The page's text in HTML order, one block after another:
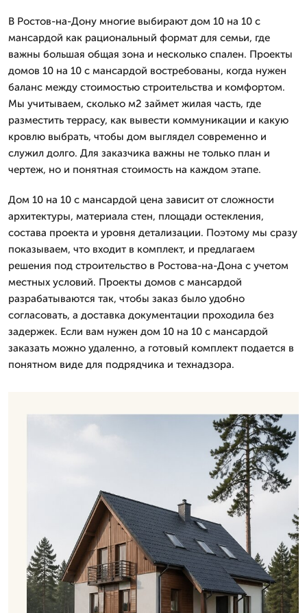
В Ростов-на-Дону многие выбирают дом 10 на 10 с
мансардой как рациональный формат для семьи, где
важны большая общая зона и несколько спален. Проекты
домов 10 на 10 с мансардой востребованы, когда нужен
баланс между стоимостью строительства и комфортом.
Мы учитываем, сколько м2 займет жилая часть, где
разместить террасу, как вывести коммуникации и какую
кровлю выбрать, чтобы дом выглядел современно и
служил долго. Для заказчика важны не только план и
чертеж, но и понятная стоимость на каждом этапе.
Дом 10 на 10 с мансардой цена зависит от сложности
архитектуры, материала стен, площади остекления,
состава проекта и уровня детализации. Поэтому мы сразу
показываем, что входит в комплект, и предлагаем
решения под строительство в Ростова-на-Дона с учетом
местных условий. Проекты домов с мансардой
разрабатываются так, чтобы заказ было удобно
согласовать, а доставка документации проходила без
задержек. Если вам нужен дом 10 на 10 с мансардой
заказать можно удаленно, а готовый комплект подается в
понятном виде для подрядчика и технадзора.